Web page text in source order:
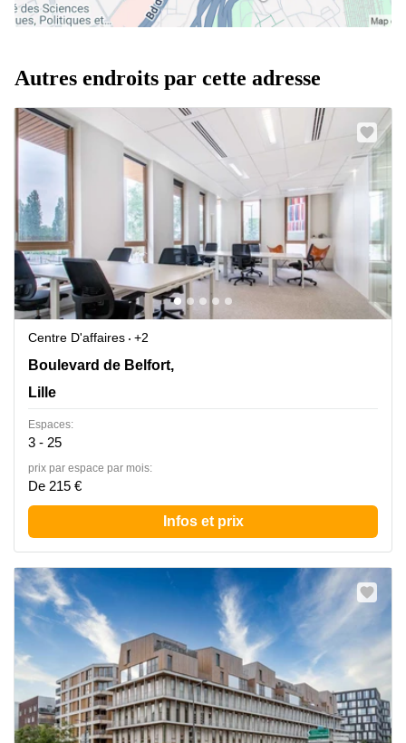
Autres endroits par cette adresse
Centre D'affaires
+2
3 Boulevard de Belfort,1er Etage, Lille
Boulevard de Belfort,
Lille
Espaces:
3 - 25
prix par espace par mois:
De 215 €
Infos et prix